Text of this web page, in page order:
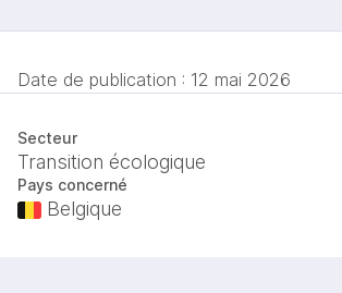
Date de publication : 12 mai 2026
Secteur
Transition écologique
Pays concerné
Belgique